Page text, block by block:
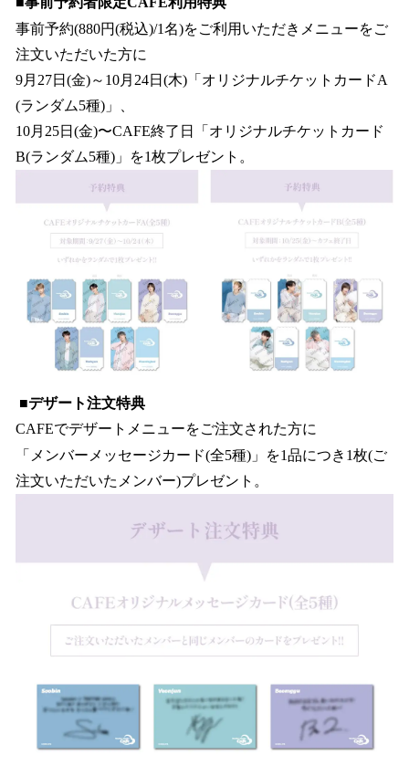
事前予約(880円(税込)/1名)をご利用いただきメニューをご
注文いただいた方に
9月27日(金)～10月24日(木)「オリジナルチケットカードA
(ランダム5種)」、
10月25日(金)〜CAFE終了日「オリジナルチケットカード
B(ランダム5種)」を1枚プレゼント。
■デザート注文特典
CAFEでデザートメニューをご注文された方に
「メンバーメッセージカード(全5種)」を1品につき1枚(ご
注文いただいたメンバー)プレゼント。